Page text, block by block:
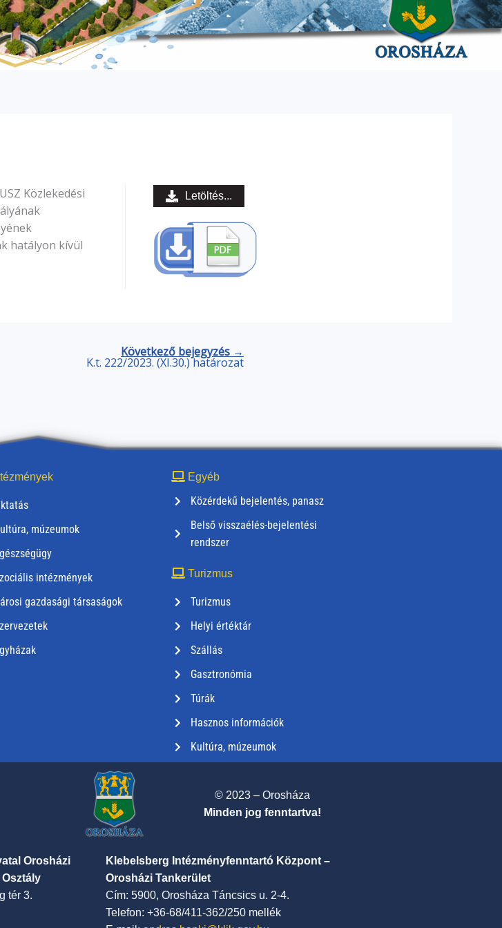
Közlekedési
hatályon kívül
Letöltés...
Következő bejegyzés →
K.t. 222/2023. (XI.30.) határozat
múzeumok
intézmények
gazdasági társaságok
Egyéb
Közérdekű bejelentés, panasz
Belső visszaélés-bejelentési
rendszer
Turizmus
Turizmus
Helyi értéktár
Szállás
Gasztronómia
Túrák
Hasznos információk
Kultúra, múzeumok
© 2023 – Orosháza
Minden jog fenntartva!
Orosházi
tér 3.
Klebelsberg Intézményfenntartó Központ –
Orosházi Tankerület
Cím: 5900, Orosháza Táncsics u. 2-4.
Telefon: +36-68/411-362/250 mellék